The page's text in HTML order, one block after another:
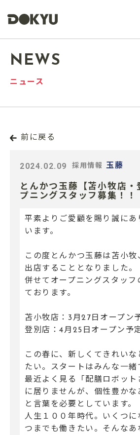
NEWS
ニュース
前に戻る
2024.02.09 採用情報 玉藤
とんかつ玉藤【苫小牧店・
プニングスタッフ募集！！
平素よりご愛顧を賜り誠にあ
います。
この度とんかつ玉藤は苫小牧
出店することとなりました。
併せてオープニングスタッフ
ております。
苫小牧店：3月27日オープン
登別店：4月25日オープン予
この春に、新しくてきれいな
たい。スタートはみんな一緒
最近よく見る「配膳ロボット
に居りませんが、個性豊かな
と言葉を必要としています。
人生１００年時代。いくつに
つまでも働きたい。そんなあ